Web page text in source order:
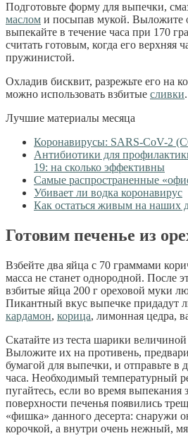
Подготовьте форму для выпечки,
маслом и посыпав мукой. Выложите
выпекайте в течение часа при 170
считать готовым, когда его верхняя
пружинистой.
Охладив бисквит, разрежьте его на
можно использовать взбитые сливки.
Лучшие материалы месяца
Коронавирусы: SARS-CoV-2
Антибиотики для
19: на сколько эффективны
Самые распространенные
Убивает ли водка коронавирус
Как остаться живым на наших
Готовим печенье из
Взбейте два яйца с 70 граммами
масса не станет однородной. После
взбитые яйца 200 г ореховой муки
Пикантный вкус выпечке придадут
кардамон, корица, лимонная цедра,
Скатайте из теста шарики
Выложите их на противень,
бумагой для выпечки, и отправьте в
часа. Необходимый температурный
пугайтесь, если во время выпекания
поверхности печенья появились
«фишка» данного десерта: снаружи
корочкой, а внутри очень нежный,